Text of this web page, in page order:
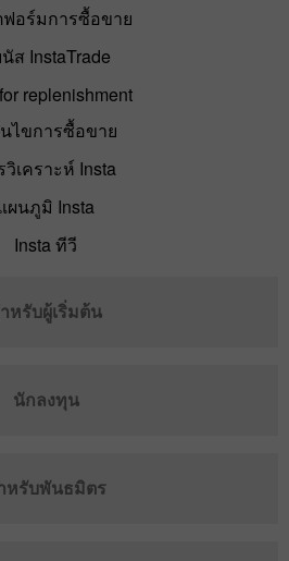
อร์มการซื้อขาย
ส InstaTrade
replenishment
นไขการซื้อขาย
วิเคราะห์ Insta
ผนภูมิ Insta
Insta ทีวี
หรับผู้เริ่มต้น
นักลงทุน
หรับพันธมิตร